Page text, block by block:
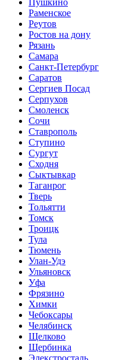
Пушкино
Раменское
Реутов
Ростов на дону
Рязань
Самара
Санкт-Петербург
Саратов
Сергиев Посад
Серпухов
Смоленск
Сочи
Ставрополь
Ступино
Сургут
Сходня
Сыктывкар
Таганрог
Тверь
Тольятти
Томск
Троицк
Тула
Тюмень
Улан-Удэ
Ульяновск
Уфа
Фрязино
Химки
Чебоксары
Челябинск
Щелково
Щербинка
Элекстросталь